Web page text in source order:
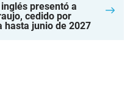
presentó a
cedido por
hasta junio de 2027